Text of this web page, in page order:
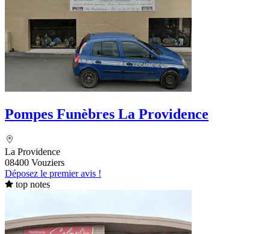
Pompes Funèbres La Providence
La Providence
08400 Vouziers
Déposez le premier avis !
top notes